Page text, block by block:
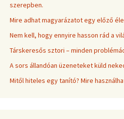
szerepben.
Mire adhat magyarázatot egy előző
Nem kell, hogy ennyire hasson rád a
Társkeresős sztori – minden
A sors állandóan üzeneteket küld
Mitől hiteles egy tanító? Mire